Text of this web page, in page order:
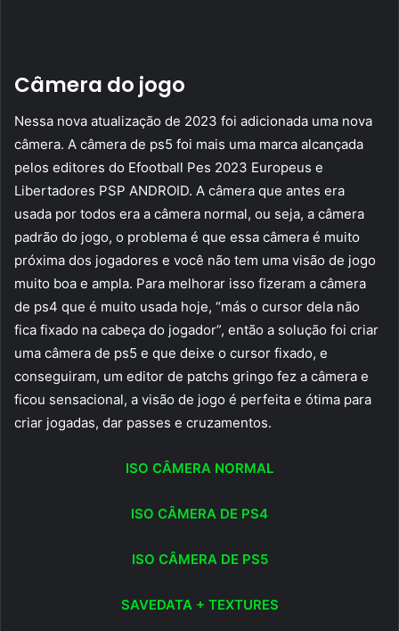
Câmera do jogo
Nessa nova atualização de 2023 foi adicionada uma nova
câmera. A câmera de ps5 foi mais uma marca alcançada
pelos editores do Efootball Pes 2023 Europeus e
Libertadores PSP ANDROID. A câmera que antes era
usada por todos era a câmera normal, ou seja, a câmera
padrão do jogo, o problema é que essa câmera é muito
próxima dos jogadores e você não tem uma visão de jogo
muito boa e ampla. Para melhorar isso fizeram a câmera
de ps4 que é muito usada hoje, “más o cursor dela não
fica fixado na cabeça do jogador”, então a solução foi criar
uma câmera de ps5 e que deixe o cursor fixado, e
conseguiram, um editor de patchs gringo fez a câmera e
ficou sensacional, a visão de jogo é perfeita e ótima para
criar jogadas, dar passes e cruzamentos.
ISO CÂMERA NORMAL
ISO CÂMERA DE PS4
ISO CÂMERA DE PS5
SAVEDATA + TEXTURES